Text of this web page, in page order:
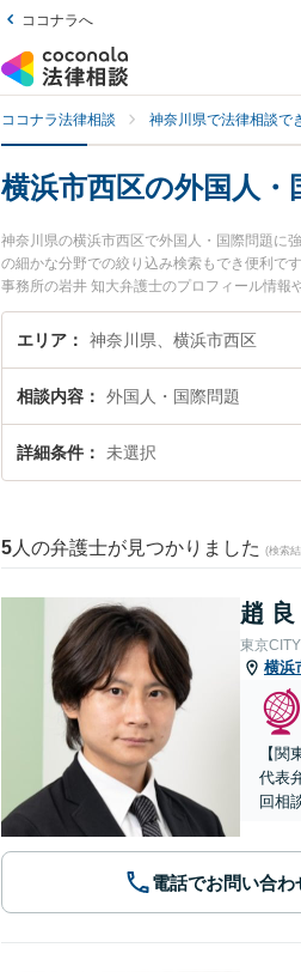
ココナラへ
ココナラ法律相談 神奈川県で法律相談で
横浜市西区の外国人
神奈川県の横浜市西区で外国人・国際問題に
の細かな分野での絞り込み検索もでき便利で
事務所の岩井 知大弁護士のプロフィール情
に相談したい』『外国人・国際問題のトラブ
約したい』などでお困りの相談者さんにおすす
エリア 神奈川県、横浜市西区
相談内容 外国人・国際問題
詳細条件 未選択
5 人の弁護士が見つかりました (検索
趙 良
東京
横浜
【
代表
回相
電話でお問い合わ